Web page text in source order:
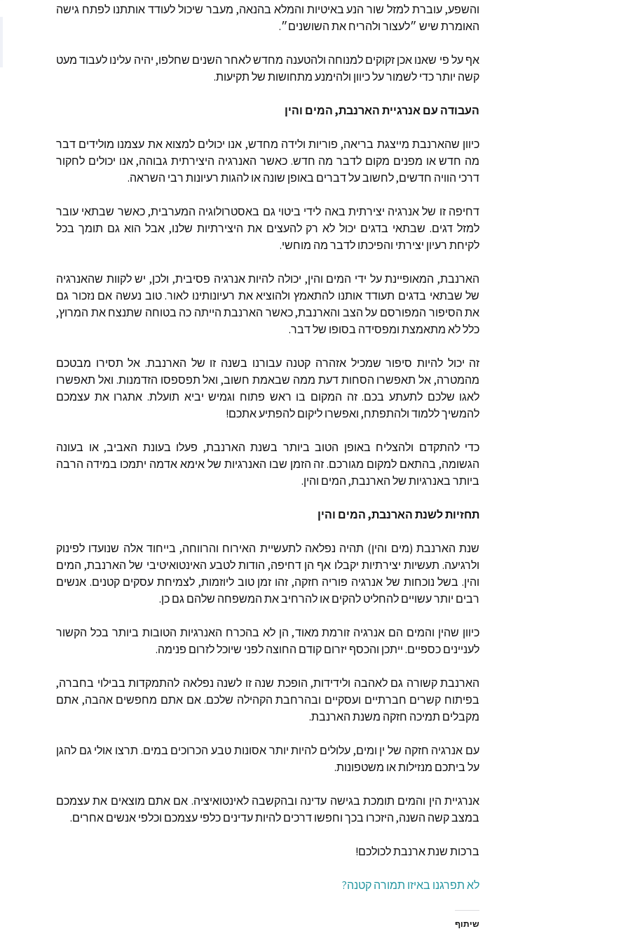
המאמרים שהתפרסמו
בשנת 2024
המאמרים שהתפרסמו
בשנת 2023
והשפע, עוברת למזל שור הנע באיטיות והמלא בהנאה, מעבר שיכול לעודד אותתנו לפתח גישה
האומרת שיש ״לעצור ולהריח את השושנים״.
אף על פי שאנו אכן זקוקים למנוחה ולהטענה מחדשלאחר השנים שחלפו, יהיה עלינו לעבוד מעט
קשה יותרכדי לשמורעלכיוון ולהימנע מתחושות של תקיעות.
העבודה עם אנרגיית הארנבת, המים והין
כיוון שהארנבת מייצגת בריאה, פוריות ולידה מחדש, אנו יכולים למצוא את עצמנו מולידים דבר
מה חדש או מפנים מקום לדבר מה חדש.כאשר האנרגיה היצירתית גבוהה,אנו יכולים לחקור
דרכי הוויה חדשים,לחשובעלדברים באופן שונה או להגות רעיונות רבי השראה.
דחיפה זו של אנרגיה יצירתית באה לידי ביטוי גם באסטרולוגיה המערבית,כאשר שבתאי עובר
למזל דגים. שבתאי בדגים יכול לא רק להעצים את היצירתיות שלנו,אבל הוא גם תומך בכל
לקיחת רעיון יצירתי והפיכתו לדבר מה מוחשי.
הארנבת, המאופיינת על ידי המים והין, יכולה להיות אנרגיה פסיבית, ולכן, יש לקוות שהאנרגיה
של שבתאי בדגים תעודד אותנו להתאמץ ולהוציא את רעיונותינו לאור.טוב נעשה אם נזכור גם
את הסיפור המפורסם על הצב והארנבת,כאשר הארנבת הייתה כה בטוחה שתנצח את המרוץ,
כלללא מתאמצת ומפסידה בסופו שלדבר.
זה יכול להיות סיפור שמכיל אזהרה קטנה עבורנו בשנה זו של הארנבת. אל תסירו מבטכם
מהמטרה, אל תאפשרו הסחות דעת ממה שבאמת חשוב, ואל תפספסו הזדמנות. ואל תאפשרו
לאגו שלכם לתעתע בכם.זה המקום בו ראש פתוח וגמיש יביא תועלת. אתגרו את עצמכם
להמשיךללמוד ולהתפתח, ואפשרו ליקום להפתיעאתכם!
כדי להתקדם ולהצליח באופן הטוב ביותר בשנת הארנבת, פעלו בעונת האביב,או בעונה
הגשומה, בהתאם למקום מגורכם. זה הזמן שבו האנרגיות של אימא אדמה יתמכו במידה הרבה
ביותר באנרגיות של הארנבת, המים והין.
תחזיותלשנת הארנבת, המים והין
שנת הארנבת (מים והין) תהיה נפלאה לתעשיית האירוח והרווחה, בייחוד אלה שנועדו לפינוק
ולרגיעה. תעשיות יצירתיות יקבלו אף הן דחיפה, הודות לטבע האינטואיטיבי של הארנבת, המים
והין. בשל נוכחות של אנרגיה פוריה חזקה, זהו זמן טוב ליוזמות, לצמיחת עסקים קטנים. אנשים
רבים יותרעשויים להחליט להקים או להרחיבאת המשפחה שלהם גם כן.
כיוון שהין והמים הם אנרגיה זורמת מאוד, הן לא בהכרח האנרגיות הטובות ביותר בכל הקשור
לעניינים כספיים. ייתכן והכסף יזרום קודם החוצה לפני שיוכללזרום פנימה.
הארנבת קשורה גם לאהבה ולידידות, הופכת שנה זו לשנה נפלאה להתמקדות בבילוי בחברה,
בפיתוח קשרים חברתיים ועסקיים ובהרחבת הקהילה שלכם.אם אתם מחפשים אהבה, אתם
מקבלים תמיכה חזקה משנת הארנבת.
עם אנרגיה חזקה של ין ומים,עלולים להיות יותר אסונות טבע הכרוכים במים. תרצו אולי גם להגן
על ביתכם מנזילותאו משטפונות.
אנרגיית הין והמים תומכת בגישה עדינה ובהקשבה לאינטואיציה. אם אתם מוצאים את עצמכם
במצבקשה השנה, היזכרו בכך וחפשו דרכים להיותעדינים כלפי עצמכם וכלפי אנשים אחרים.
ברכות שנתארנבתלכולכם!
לא תפרגנו באיזו תמורה קטנה?
שיתוף